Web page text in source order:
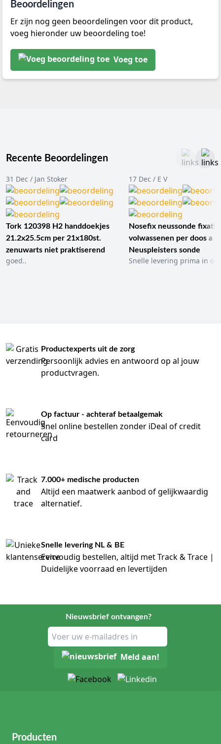
Beoordelingen
Er zijn nog geen beoordelingen voor dit product,
voeg hieronder uw beoordeling toe!
Voeg toe
Recente Beoordelingen
31 Dec / Jan Stoker
Tork 120398 H2 handdoekjes
21.2x25.5cm per 21x180st.
zenuwarts niet praktiserend
goed..
17 Dec / E V
Nosefix neussonde
volwassenen per doos a
Neuspleisters sonde
Snelle levering prima in
Productexperts uit de zorg
Persoonlijk advies en antwoord op al jouw
productvragen.
Op factuur - achteraf betaalgemak
Snel online bestellen zonder iDeal of credit
card
7.000+ medische producten
Altijd een maatwerk aanbod of gelijkwaardig
alternatief.
Snelle levering NL & BE
Eenvoudig bestellen, altijd met Track & Trace |
Duidelijke voorraad en levertijden
Nieuwsbrief ontvangen?
Meld aan!
Producten